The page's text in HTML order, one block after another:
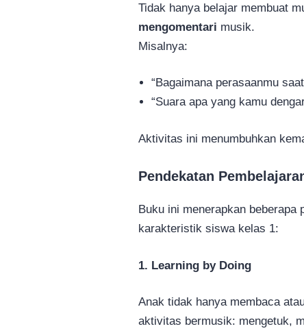
Tidak hanya belajar membuat
mengomentari musik.
Misalnya:
“Bagaimana perasaanmu
“Suara apa yang kamu
Aktivitas ini menumbuhkan
Pendekatan
Buku ini menerapkan beberapa
karakteristik siswa kelas 1:
1. Learning by Doing
Anak tidak hanya membaca
aktivitas bermusik: mengetuk,